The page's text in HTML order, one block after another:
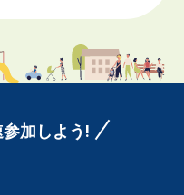
加しよう!